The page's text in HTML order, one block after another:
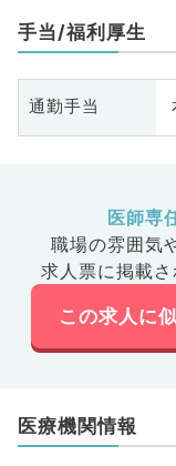
手当/福利厚生
通勤手当
医師専
職場の雰囲気
求人票に掲載さ
この求人に
医療機関情報